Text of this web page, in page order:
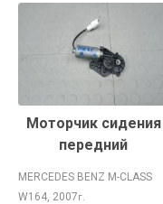
Моторчик сидения
передний
MERCEDES BENZ M-CLASS
W164, 2007г.